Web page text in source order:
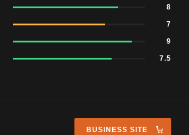
8
7
9
7.5
BUSINESS SITE